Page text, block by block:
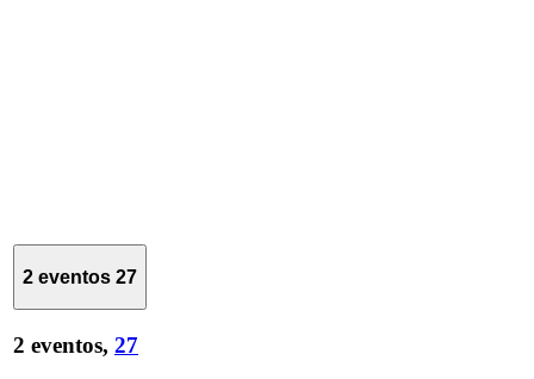
2 eventos 27
2 eventos, 27